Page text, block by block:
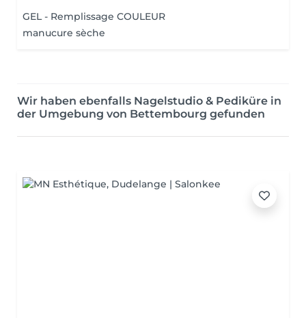
GEL - Remplissage COULEUR
manucure sèche
Wir haben ebenfalls Nagelstudio & Pediküre in
der Umgebung von Bettembourg gefunden